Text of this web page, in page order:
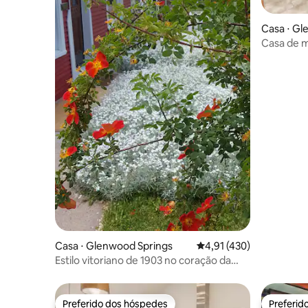
Casa ⋅ Glenwood Springs 4,91 de uma avaliação
4,91 (430)
Estilo vitoriano de 1903 no coração da
Casa ⋅
Casa de
Preferido dos hóspedes